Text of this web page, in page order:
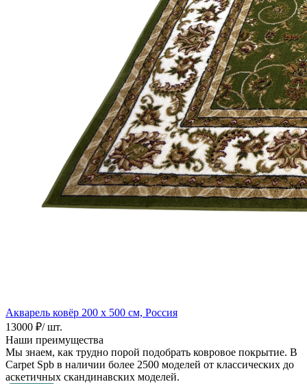
Акварель ковёр 200 х 500 см, Россия
13000 ₽/ шт.
Наши преимущества
Мы знаем, как трудно порой подобрать ковровое покрытие. В
Carpet Spb в наличии более 2500 моделей от классических до
аскетичных скандинавских моделей.